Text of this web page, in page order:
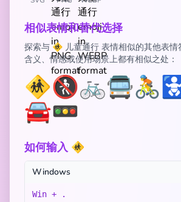
相似表情和替代选择
探索与 🚸 儿童通行 表情相似的其他表情
含义、情感或使用场景上都有相似之处：
🚸🚷🚲🚍🚴
🚘🚥
如何输入 🚸
Windows
Win + .